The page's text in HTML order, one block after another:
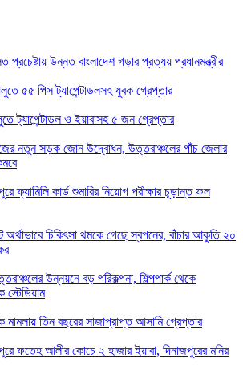
প্রচেষ্টায় উন্নত বাংলাদেশ গড়ার প্রত্যয় প্রধানমন্ত্রীর
৫৫ পিস ট্যাপেন্টাডলসহ যুবক গ্রেপ্তার
ট্যাপেন্টাডল ও ইয়াবাসহ ৫ জন গ্রেপ্তার
নতুন সড়ক জোন উদ্বোধন, উত্তরাঞ্চলের পাঁচ জেলার
ফ্যামিলি কার্ড শুমারির নিয়োগ পরীক্ষার চূড়ান্ত ফল
অর্থাভাবে চিকিৎসা থমকে গেছে স্বপনের, বাঁচার আকুতি ২০
উন্নয়নে বড় পরিকল্পনা, শিল্পপার্ক থেকে
স্টেডিয়াম
মামলায় তিন বছরের সাজাপ্রাপ্ত আসামি গ্রেপ্তার
ফতেহ আলীর কোচে ২ হাজার ইয়াবা, দিনাজপুরের মনির